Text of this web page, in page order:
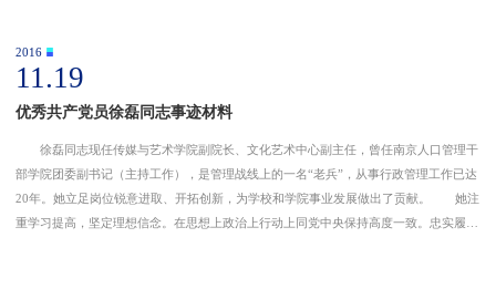
2016
11.19
优秀共产党员徐磊同志事迹材料
徐磊同志现任传媒与艺术学院副院长、文化艺术中心副主任，曾任南京人口管理干
部学院团委副书记（主持工作），是管理战线上的一名“老兵”，从事行政管理工作已达
20年。她立足岗位锐意进取、开拓创新，为学校和学院事业发展做出了贡献。 她注
重学习提高，坚定理想信念。在思想上政治上行动上同党中央保持高度一致。忠实履行